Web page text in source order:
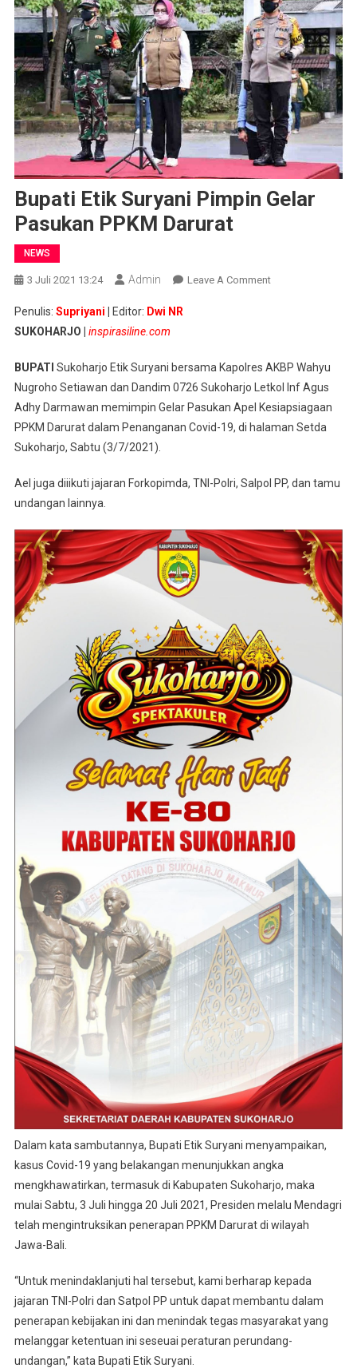
Bupati Etik Suryani Pimpin Gelar
Pasukan PPKM Darurat
NEWS
3 Juli 2021 13:24 Admin Leave A CommentOn
Gelar
Pasukan
PPKM
Darurat
Penulis: Supriyani | Editor: Dwi NR
SUKOHARJO | inspirasiline.com
BUPATI Sukoharjo Etik Suryani bersama Kapolres AKBP Wahyu
Nugroho Setiawan dan Dandim 0726 Sukoharjo Letkol Inf Agus
Adhy Darmawan memimpin Gelar Pasukan Apel Kesiapsiagaan
PPKM Darurat dalam Penanganan Covid-19, di halaman Setda
Sukoharjo, Sabtu (3/7/2021).
Ael juga diiikuti jajaran Forkopimda, TNI-Polri, Salpol PP, dan tamu
undangan lainnya.
Dalam kata sambutannya, Bupati Etik Suryani menyampaikan,
kasus Covid-19 yang belakangan menunjukkan angka
mengkhawatirkan, termasuk di Kabupaten Sukoharjo, maka
mulai Sabtu, 3 Juli hingga 20 Juli 2021, Presiden melalu Mendagri
telah mengintruksikan penerapan PPKM Darurat di wilayah
Jawa-Bali.
“Untuk menindaklanjuti hal tersebut, kami berharap kepada
jajaran TNI-Polri dan Satpol PP untuk dapat membantu dalam
penerapan kebijakan ini dan menindak tegas masyarakat yang
melanggar ketentuan ini seseuai peraturan perundang-
undangan,” kata Bupati Etik Suryani.